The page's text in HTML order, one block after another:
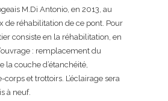
M.Di Antonio, en 2013, au
de réhabilitation de ce pont. Pour
consiste en la réhabilitation, en
: remplacement du
la couche d’étanchéité,
et trottoirs. L’éclairage sera
à neuf.